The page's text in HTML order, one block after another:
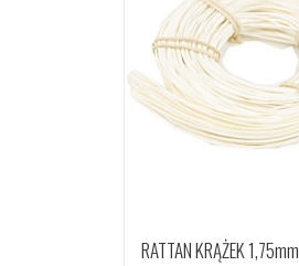
RATTAN KRĄŻEK 1,75mm